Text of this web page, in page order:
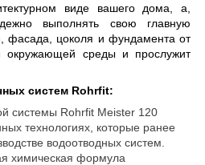
виде вашего дома, а,
выполнять свою главную
фасада, цоколя и фундамента от
окружающей среды и прослужит
систем Rohrfit:
системы Rohrfit Meister 120
технологиях, которые ранее
водоотводных систем.
химическая формула